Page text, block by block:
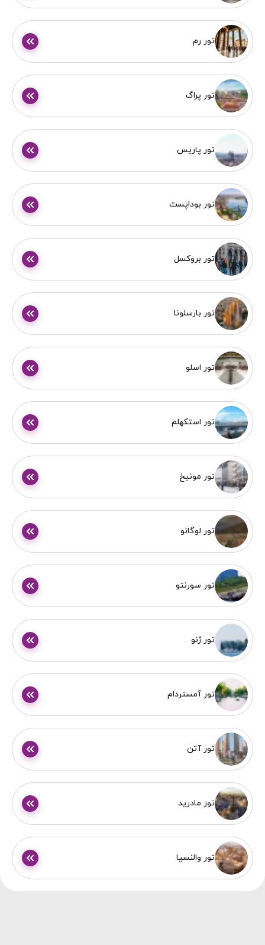
تور رم
تور پراگ
تور پاریس
تور بوداپست
تور بروکسل
تور بارسلونا
تور اسلو
تور استکهلم
تور مونیخ
تور لوگانو
تور سورنتو
تور ژنو
تور آمستردام
تور آتن
تور مادرید
تور والنسیا